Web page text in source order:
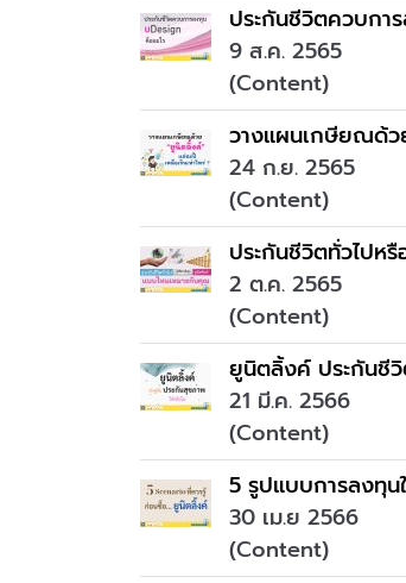
ประกันชีวิตควบกา
9 ส.ค. 2565
(Content)
วางแผนเกษียณด้ว
24 ก.ย. 2565
(Content)
ประกันชีวิตทั่วไปห
2 ต.ค. 2565
(Content)
ยูนิตลิ้งค์ ประกันชี
21 มี.ค. 2566
(Content)
5 รูปแบบการลงทุ
30 เม.ย 2566
(Content)